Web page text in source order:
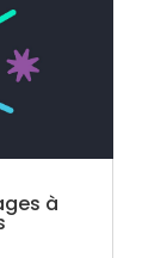
à